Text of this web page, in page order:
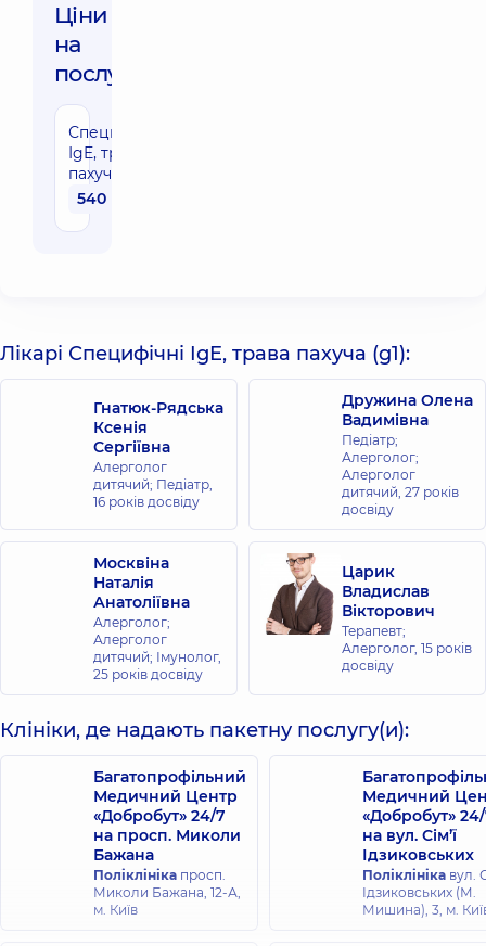
Ціни
на
послуги:
Специфічні
IgE, трава
пахуча (g1)
540 грн
Лікарі Специфічні IgE, трава пахуча (g1):
Гнатюк-Рядська
Ксенія
Сергіївна
Алерголог
дитячий; Педіатр,
16 років досвіду
Дружина Олена
Вадимівна
Педіатр;
Алерголог;
Алерголог
дитячий, 27 років
досвіду
Москвіна
Наталія
Анатоліївна
Алерголог;
Алерголог
дитячий; Імунолог,
25 років досвіду
Царик
Владислав
Вікторович
Терапевт;
Алерголог, 15 років
досвіду
Клініки, де надають пакетну послугу(и):
Багатопрофільний
Медичний Центр
«Добробут» 24/7
на просп. Миколи
Бажана
Поліклініка просп.
Миколи Бажана, 12-А,
м. Київ
Медичний
«Добробут»
на вул. Сім’ї
Ідзиковських
Поліклініка вул.
Ідзиковських (М.
Мишина), 3, м.